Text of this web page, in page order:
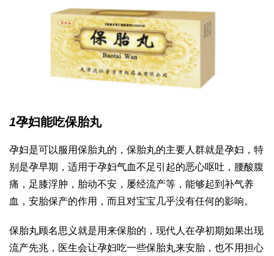
1孕妇能吃保胎丸
孕妇是可以服用保胎丸的，保胎丸的主要人群就是孕妇，特
别是孕早期，适用于孕妇气血不足引起的恶心呕吐，腰酸腹
痛，足膝浮肿，胎动不安，屡经流产等，能够起到补气养
血，安胎保产的作用，而且对宝宝几乎没有任何的影响。
保胎丸顾名思义就是用来保胎的，现代人在孕初期如果出现
流产先兆，医生会让孕妇吃一些保胎丸来安胎，也不用担心